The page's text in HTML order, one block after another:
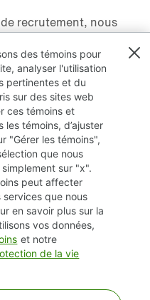
recrutement, nous
particuliers des
Postuler maintenant »
(témoins)
des témoins pour
analyser l'utilisation
pertinentes et du
sur des sites web
ces témoins et
témoins, d’ajuster
"Gérer les témoins",
que nous
sur "x".
peut affecter
que nous
en savoir plus sur la
vos données,
et notre
de la vie